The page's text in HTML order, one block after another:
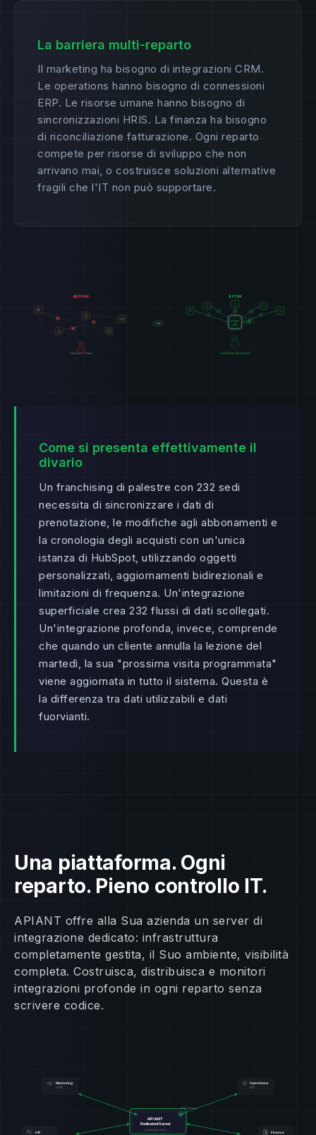
La barriera multi-reparto
Il marketing ha bisogno di integrazioni CRM.
Le operations hanno bisogno di connessioni
ERP. Le risorse umane hanno bisogno di
sincronizzazioni HRIS. La finanza ha bisogno
di riconciliazione fatturazione. Ogni reparto
compete per risorse di sviluppo che non
arrivano mai, o costruisce soluzioni alternative
fragili che l'IT non può supportare.
Come si presenta effettivamente il
divario
Un franchising di palestre con 232 sedi
necessita di sincronizzare i dati di
prenotazione, le modifiche agli abbonamenti e
la cronologia degli acquisti con un'unica
istanza di HubSpot, utilizzando oggetti
personalizzati, aggiornamenti bidirezionali e
limitazioni di frequenza. Un'integrazione
superficiale crea 232 flussi di dati scollegati.
Un'integrazione profonda, invece, comprende
che quando un cliente annulla la lezione del
martedì, la sua "prossima visita programmata"
viene aggiornata in tutto il sistema. Questa è
la differenza tra dati utilizzabili e dati
fuorvianti.
Una piattaforma. Ogni
reparto. Pieno controllo IT.
APIANT offre alla Sua azienda un server di
integrazione dedicato: infrastruttura
completamente gestita, il Suo ambiente, visibilità
completa. Costruisca, distribuisca e monitori
integrazioni profonde in ogni reparto senza
scrivere codice.